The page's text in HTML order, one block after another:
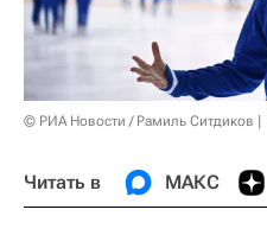
© РИА Новости / Рамиль Ситдиков
Читать в МАКС